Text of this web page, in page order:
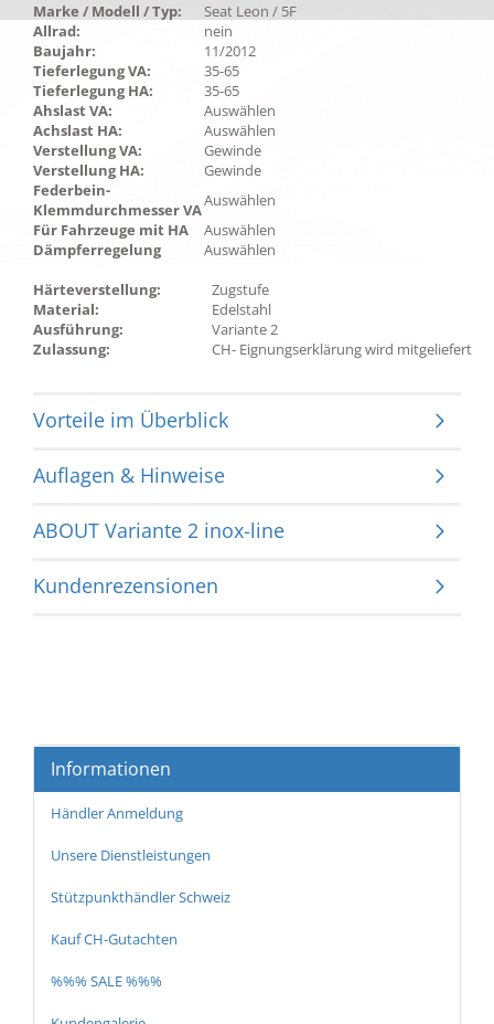
Marke / Modell / Typ:
Seat Leon / 5F
Allrad:
nein
Baujahr:
11/2012
Tieferlegung VA:
35-65
Tieferlegung HA:
35-65
Ahslast VA:
Auswählen
Achslast HA:
Auswählen
Verstellung VA:
Gewinde
Verstellung HA:
Gewinde
Federbein-
Klemmdurchmesser VAAuswählen
Für Fahrzeuge mit HA
Auswählen
Dämpferregelung
Auswählen
Härteverstellung:
Zugstufe
Material:
Edelstahl
Ausführung:
Variante 2
Zulassung:
CH- Eignungserklärung wird mitgeliefert
Vorteile im Überblick
Auflagen & Hinweise
ABOUT Variante 2 inox-line
Kundenrezensionen
Informationen
Händler Anmeldung
Unsere Dienstleistungen
Stützpunkthändler Schweiz
Kauf CH-Gutachten
%%% SALE %%%